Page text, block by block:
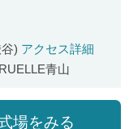
) アクセス詳細
青山
場をみる